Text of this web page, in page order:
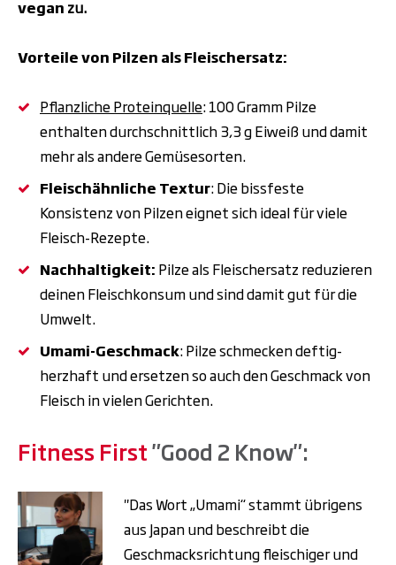
vegan zu.
Vorteile von Pilzen als Fleischersatz:
Pflanzliche Proteinquelle: 100 Gramm Pilze
enthalten durchschnittlich 3,3 g Eiweiß und damit
mehr als andere Gemüsesorten.
Fleischähnliche Textur: Die bissfeste
Konsistenz von Pilzen eignet sich ideal für viele
Fleisch-Rezepte.
Nachhaltigkeit: Pilze als Fleischersatz reduzieren
deinen Fleischkonsum und sind damit gut für die
Umwelt.
Umami-Geschmack: Pilze schmecken deftig-
herzhaft und ersetzen so auch den Geschmack von
Fleisch in vielen Gerichten.
Fitness First"Good 2 Know":
"Das Wort „Umami“ stammt übrigens
aus Japan und beschreibt die
Geschmacksrichtung fleischiger und